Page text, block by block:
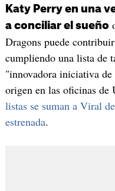
Katy Perry en una
a conciliar el sueño
Dragons puede
cumpliendo una lista de
"innovadora iniciativa
origen en las oficinas de
listas se suman a Viral
estrenada.